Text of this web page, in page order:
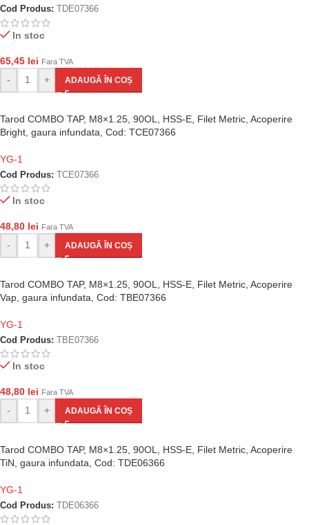
Cod Produs: TDE07366
In stoc
65,45 lei Fara TVA
- + ADAUGĂ ÎN COȘ
Tarod COMBO TAP, M8×1.25, 90OL, HSS-E, Filet Metric, Acoperire
Bright, gaura infundata, Cod: TCE07366
YG-1
Cod Produs: TCE07366
In stoc
48,80 lei Fara TVA
- + ADAUGĂ ÎN COȘ
Tarod COMBO TAP, M8×1.25, 90OL, HSS-E, Filet Metric, Acoperire
Vap, gaura infundata, Cod: TBE07366
YG-1
Cod Produs: TBE07366
In stoc
48,80 lei Fara TVA
- + ADAUGĂ ÎN COȘ
Tarod COMBO TAP, M8×1.25, 90OL, HSS-E, Filet Metric, Acoperire
TiN, gaura infundata, Cod: TDE06366
YG-1
Cod Produs: TDE06366